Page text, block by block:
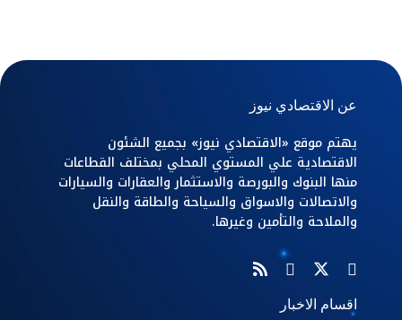
عن الاقتصادي نيوز
يهتم موقع «الاقتصادي نيوز» بجميع الشئون
الاقتصادية علي المستوي المحلي بمختلف القطاعات
منها البنوك والبورصة والاستثمار والعقارات والسيارات
والاتصالات والاسواق والسياحة والطاقة والنقل
والملاحة والتأمين وغيرها.
اقسام الاخبار